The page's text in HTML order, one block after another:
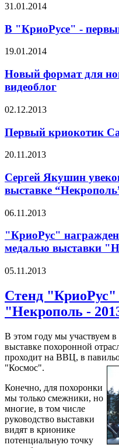
31.01.2014
В "КриоРусе" -
19.01.2014
Новый формат для
видеоблог
02.12.2013
Первый криокотик
20.11.2013
Сергей Якушин
выставке
06.11.2013
"КриоРус"
медалью выставки
05.11.2013
Стенд "КриоРус"
"Некрополь -
В этом году мы участвуем
выставке похоронной
проходит на ВВЦ, в
"Космос".
Конечно, для похоронки
мы только смежники, но
многие, в том числе
руководство выставки
видят в крионике
потенциальную точку